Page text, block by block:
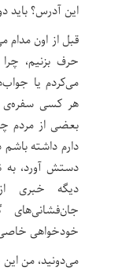
این آدرس؟ باید
قبل از اون
حرف بزنیم،
می‌کردم یا
هر کسی سفره‌ی
بعضی از مردم
دارم داشته باشم
دستش آورد، به
دیگه خبری
خودخواهی
می‌دونید، من